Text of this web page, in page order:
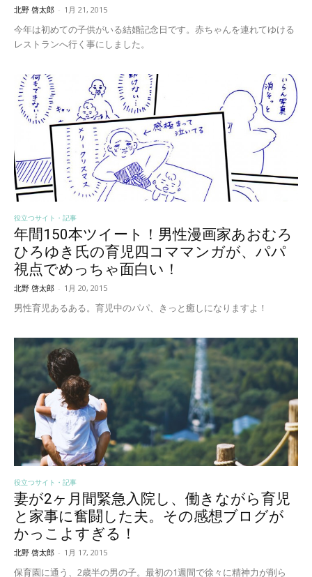
北野 啓太郎 - 1月 21, 2015
今年は初めての子供がいる結婚記念日です。赤ちゃんを連れてゆける
レストランへ行く事にしました。
役立つサイト・記事
年間150本ツイート！男性漫画家あおむろ
ひろゆき氏の育児四コママンガが、パパ
視点でめっちゃ面白い！
北野 啓太郎 - 1月 20, 2015
男性育児あるある。育児中のパパ、きっと癒しになりますよ！
役立つサイト・記事
妻が2ヶ月間緊急入院し、働きながら育児
と家事に奮闘した夫。その感想ブログが
かっこよすぎる！
北野 啓太郎 - 1月 17, 2015
保育園に通う、2歳半の男の子。最初の1週間で徐々に精神力が削ら